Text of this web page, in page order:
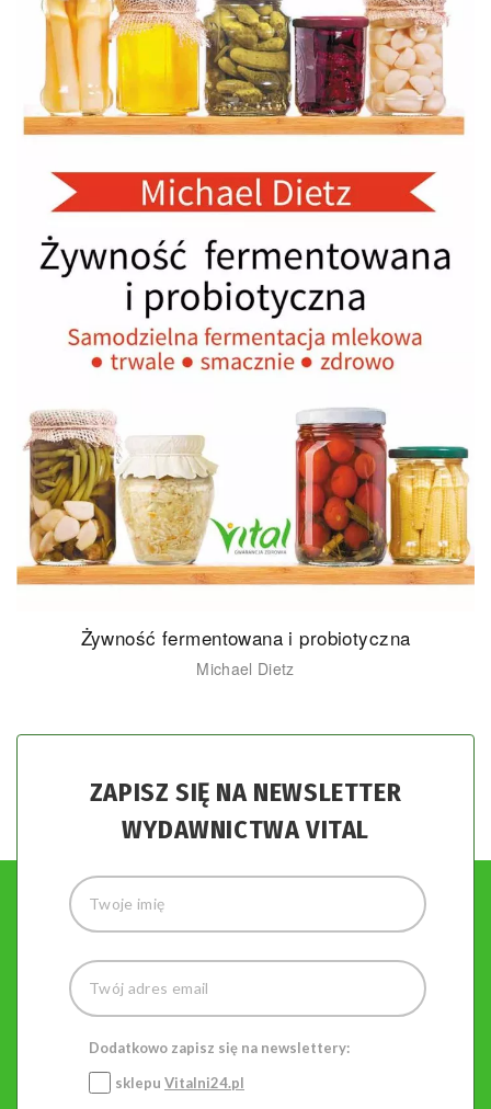
Żywność fermentowana i probiotyczna
Michael Dietz
ZAPISZ SIĘ NA NEWSLETTER
WYDAWNICTWA VITAL
Dodatkowo zapisz się na newslettery:
sklepu Vitalni24.pl